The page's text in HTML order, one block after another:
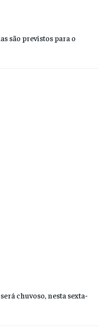
são previstos para o
chuvoso, nesta sexta-